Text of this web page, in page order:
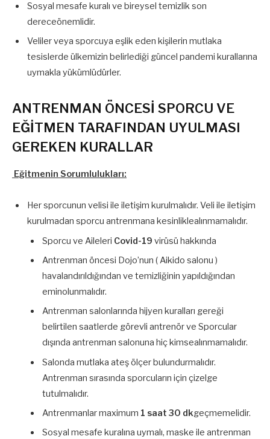
Sosyal mesafe kuralı ve bireysel temizlik son
dereceönemlidir.
Veliler veya sporcuya eşlik eden kişilerin mutlaka
tesislerde ülkemizin belirlediği güncel pandemi kurallarına
uymakla yükümlüdürler.
ANTRENMAN ÖNCESİ SPORCU VE
EĞİTMEN TARAFINDAN UYULMASI
GEREKEN KURALLAR
Eğitmenin Sorumlulukları:
Her sporcunun velisi ile iletişim kurulmalıdır. Veli ile iletişim
kurulmadan sporcu antrenmana kesinliklealınmamalıdır.
Sporcu ve Aileleri Covid-19 virüsü hakkında
Antrenman öncesi Dojo’nun ( Aikido salonu )
havalandırıldığından ve temizliğinin yapıldığından
eminolunmalıdır.
Antrenman salonlarında hijyen kuralları gereği
belirtilen saatlerde görevli antrenör ve Sporcular
dışında antrenman salonuna hiç kimsealınmamalıdır.
Salonda mutlaka ateş ölçer bulundurmalıdır.
Antrenman sırasında sporcuların için çizelge
tutulmalıdır.
Antrenmanlar maximum 1 saat 30 dkgeçmemelidir.
Sosyal mesafe kuralına uymalı, maske ile antrenman